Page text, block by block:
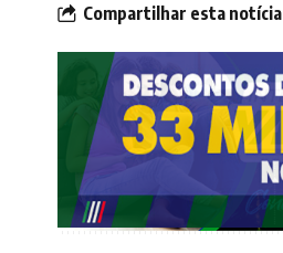
Compartilhar esta notícia